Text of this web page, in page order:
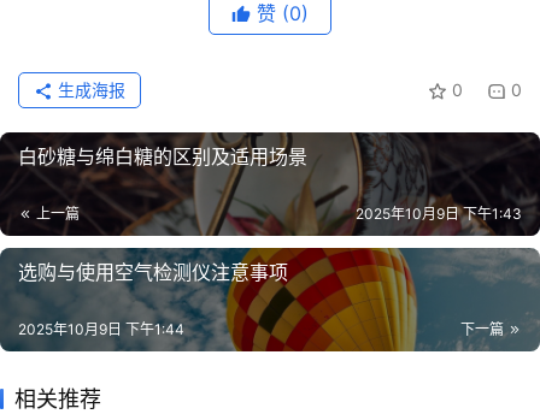
赞 (0)
0 0
生成海报
白砂糖与绵白糖的区别及适用场景
上一篇 2025年10月9日 下午1:43
选购与使用空气检测仪注意事项
下一篇
2025年10月9日 下午1:44
相关推荐